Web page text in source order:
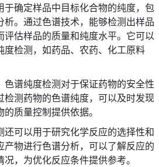
于确定样品中目标化合物的纯度，包
。通过色谱技术，能够检测出样品
评估样品的质量和纯度水平。它可以
度检测，如药品、农药、化工原料
色谱纯度检测对于保证药物的安全性
检测药物的色谱纯度，可以及时发现
质量控制提供依据。
还可以用于研究化学反应的选择性和
产物进行色谱分析，可以了解反应的
，为优化反应条件提供参考。